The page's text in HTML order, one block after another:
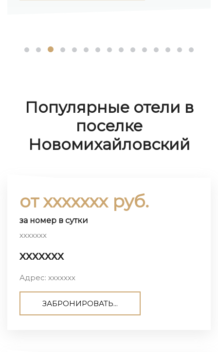
Популярные отели в
поселке
Новомихайловский
от ххххххх руб.
за номер в сутки
ххххххх
ххххххх
Адрес: ххххххх
ЗАБРОНИРОВАТЬ...